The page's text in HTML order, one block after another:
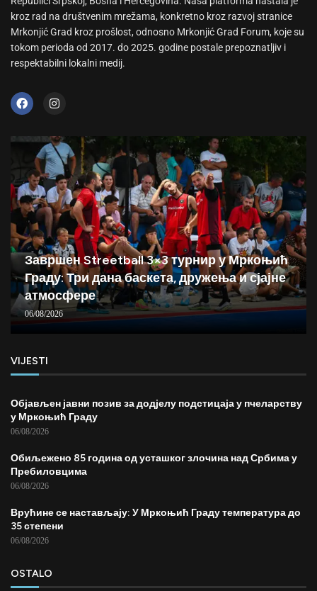
kroz rad na društvenim mrežama, konkretno kroz razvoj stranice
Mrkonjić Grad kroz prošlost, odnosno Mrkonjić Grad Forum, koje su
tokom perioda od 2017. do 2025. godine postale prepoznatljiv i
respektabilni lokalni medij.
Завршен Streetball 3×3 турнир у Мркоњић
Граду: Три дана баскета, дружења и сјајне
атмосфере
06/08/2026
VIJESTI
Објављен јавни позив за додјелу подстицаја у пчеларству
у Мркоњић Граду
06/08/2026
Обиљежено 85 година од усташког злочина над Србима у
Пребиловцима
06/08/2026
Врућине се настављају: У Мркоњић Граду температура до
35 степени
06/08/2026
OSTALO